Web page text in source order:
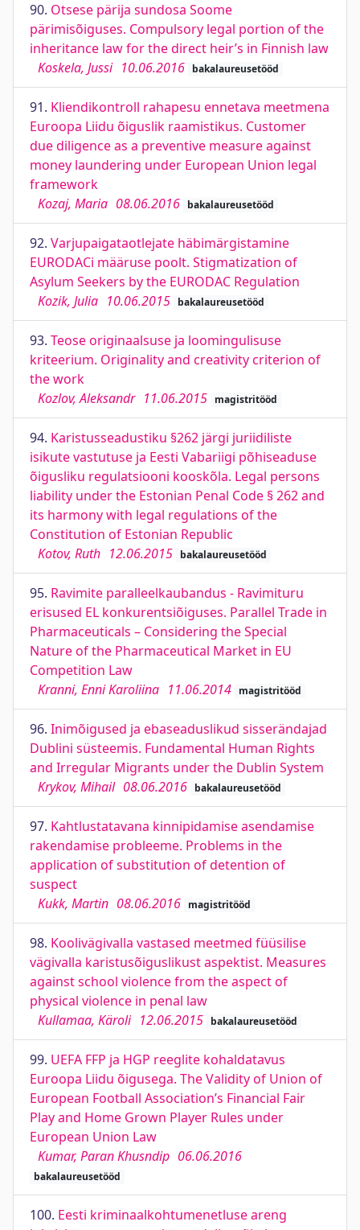
90. Otsese pärija sundosa Soome
pärimisõiguses. Compulsory legal portion of the
inheritance law for the direct heir’s in Finnish law
Koskela, Jussi 10.06.2016 bakalaureusetööd
91. Kliendikontroll rahapesu ennetava meetmena
Euroopa Liidu õiguslik raamistikus. Customer
due diligence as a preventive measure against
money laundering under European Union legal
framework
Kozaj, Maria 08.06.2016 bakalaureusetööd
92. Varjupaigataotlejate häbimärgistamine
EURODACi määruse poolt. Stigmatization of
Asylum Seekers by the EURODAC Regulation
Kozik, Julia 10.06.2015 bakalaureusetööd
93. Teose originaalsuse ja loomingulisuse
kriteerium. Originality and creativity criterion of
the work
Kozlov, Aleksandr 11.06.2015 magistritööd
94. Karistusseadustiku §262 järgi juriidiliste
isikute vastutuse ja Eesti Vabariigi põhiseaduse
õigusliku regulatsiooni kooskõla. Legal persons
liability under the Estonian Penal Code § 262 and
its harmony with legal regulations of the
Constitution of Estonian Republic
Kotov, Ruth 12.06.2015 bakalaureusetööd
95. Ravimite paralleelkaubandus - Ravimituru
erisused EL konkurentsiõiguses. Parallel Trade in
Pharmaceuticals – Considering the Special
Nature of the Pharmaceutical Market in EU
Competition Law
Kranni, Enni Karoliina 11.06.2014 magistritööd
96. Inimõigused ja ebaseaduslikud sisserändajad
Dublini süsteemis. Fundamental Human Rights
and Irregular Migrants under the Dublin System
Krykov, Mihail 08.06.2016 bakalaureusetööd
97. Kahtlustatavana kinnipidamise asendamise
rakendamise probleeme. Problems in the
application of substitution of detention of
suspect
Kukk, Martin 08.06.2016 magistritööd
98. Koolivägivalla vastased meetmed füüsilise
vägivalla karistusõiguslikust aspektist. Measures
against school violence from the aspect of
physical violence in penal law
Kullamaa, Käroli 12.06.2015 bakalaureusetööd
99. UEFA FFP ja HGP reeglite kohaldatavus
Euroopa Liidu õigusega. The Validity of Union of
European Football Association’s Financial Fair
Play and Home Grown Player Rules under
European Union Law
Kumar, Paran Khusndip 06.06.2016
bakalaureusetööd
100. Eesti kriminaalkohtumenetluse areng